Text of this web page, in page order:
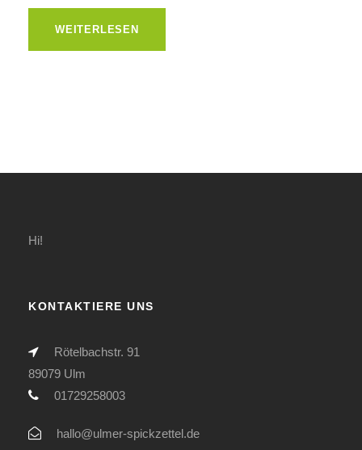
WEITERLESEN
Hi!
KONTAKTIERE UNS
Rötelbachstr. 91
89079 Ulm
01729258003
hallo@ulmer-spickzettel.de